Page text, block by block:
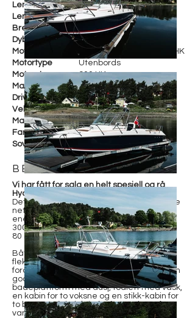
Lengde i cm
960 cm
Lengde i fot
32 fot
Bredde
254 cm
Dybde
Motorfabrikant
3 x Mercury Verado 300 HK
Motortype
Utenbords
Motorstr.
900 HK
Maks fart
ca. 80 knop
Drivstoff
Bensin
Vekt
ca. 3000 KG
Materiale
Glassfiber
Farge
Hvit
Soveplasser
BESKRIVELSE
Vi har fått for salg en helt spesiell og rå
Hydrolift X-32S R
Dette er båten Hydrolift selv bruker på sine
nettsider og i YouTube-videoer. Den
eneste i verden med 3 x Mercury Verado
300 hk, totalt 900 HK, og toppfart på rundt
80 knop.
Båten kombinerer ekstrem ytelse med
fleksible sosiale løsninger. Stor solseng
foran og bak, åpen cockpit med plass til en
god gjeng rundt bordet, stor
badeplattform med dusj, toalett med vask,
en kabin for to voksne og en stikk-kabin for
to barn. Perfekt både for fart og kos på
vannet.